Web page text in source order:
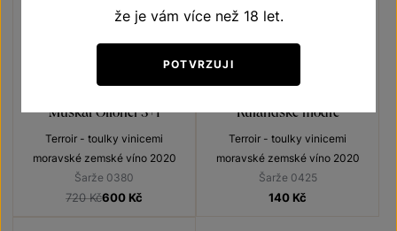
Muškát Ottonel 5+1
Terroir - toulky vinicemi
moravské zemské víno 2020
Šarže 0380
720 Kč600 Kč
Rulandské modré
Terroir - toulky vinicemi
moravské zemské víno 2020
Šarže 0425
140 Kč
že je vám více než 18 let.
POTVRZUJI